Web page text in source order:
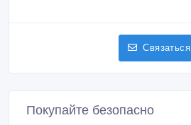
Связаться
Покупайте безопасно